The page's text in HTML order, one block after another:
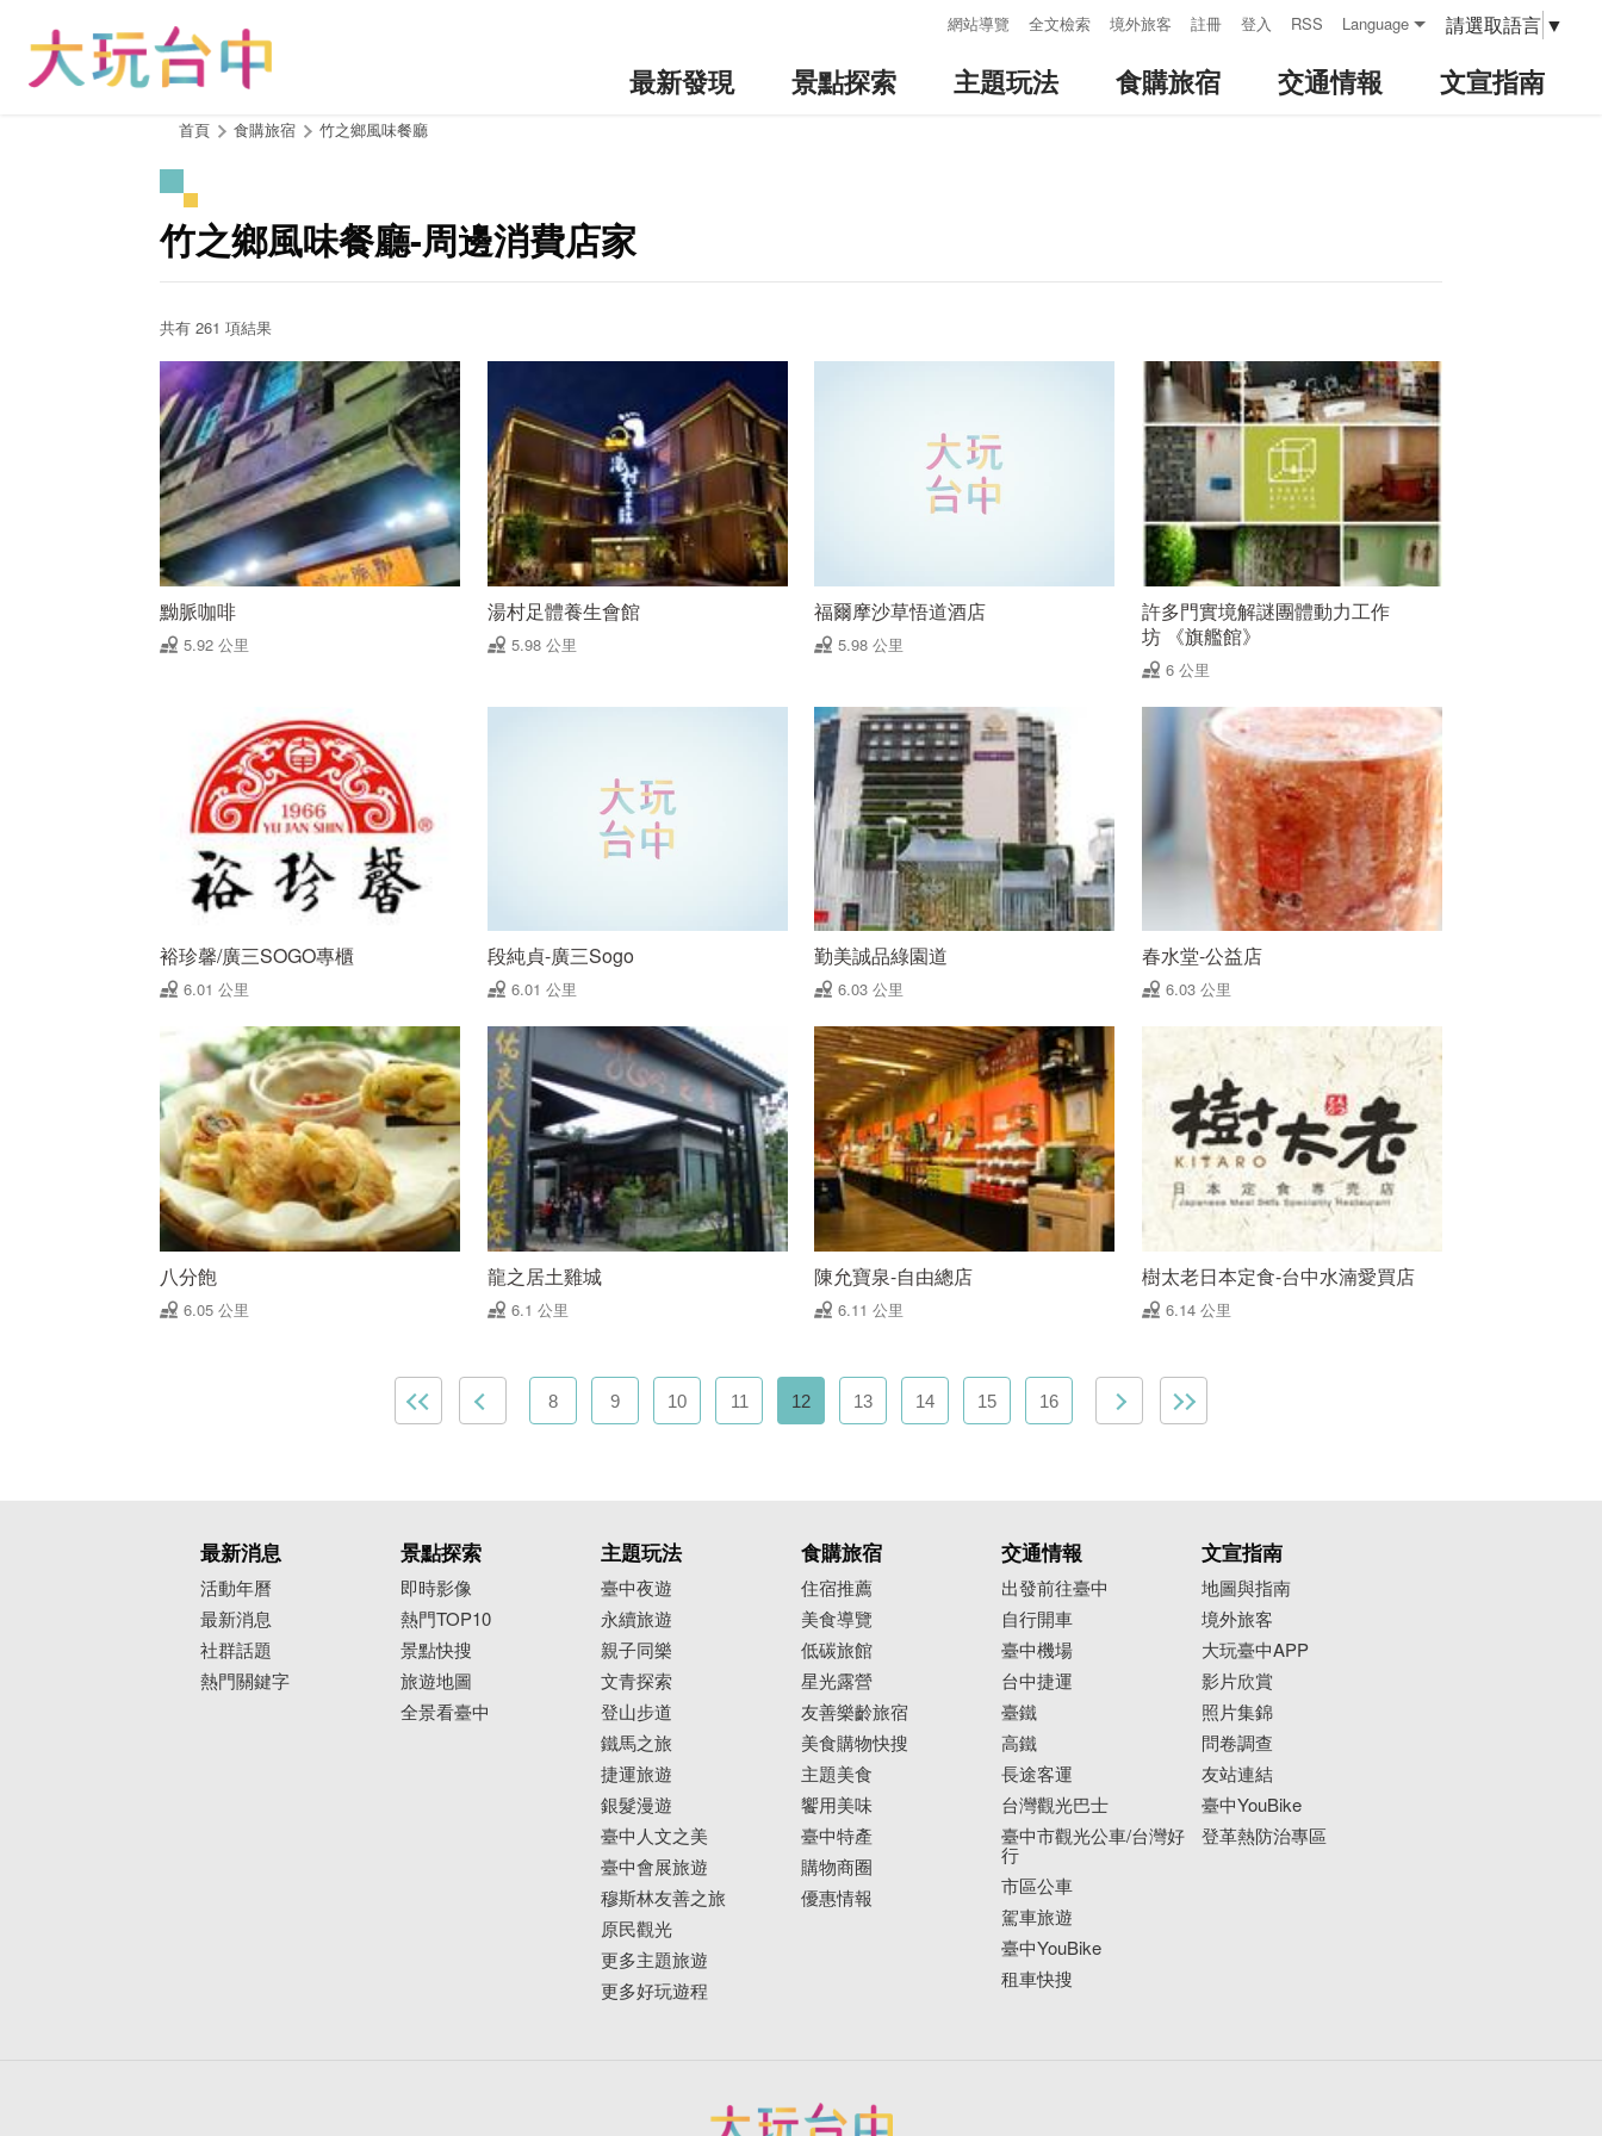
網站導覽 全文檢索 境外旅客 註冊 登入 RSS Language 請選取語言 ▼
最新發現 景點探索 主題玩法 食購旅宿 交通情報 文宣指南
首頁 食購旅宿 竹之鄉風味餐廳
竹之鄉風味餐廳-周邊消費店家
共有 261 項結果
黝脈咖啡
5.92 公里
湯村足體養生會館
5.98 公里
福爾摩沙草悟道酒店
5.98 公里
許多門實境解謎團體動力工作
坊 《旗艦館》
6 公里
裕珍馨/廣三SOGO專櫃
6.01 公里
段純貞-廣三Sogo
6.01 公里
勤美誠品綠園道
6.03 公里
春水堂-公益店
6.03 公里
八分飽
6.05 公里
龍之居土雞城
6.1 公里
陳允寶泉-自由總店
6.11 公里
樹太老日本定食-台中水湳愛買店
6.14 公里
8 9 10 11 12 13 14 15 16
最新消息
活動年曆
最新消息
社群話題
熱門關鍵字
景點探索
即時影像
熱門TOP10
景點快搜
旅遊地圖
全景看臺中
主題玩法
臺中夜遊
永續旅遊
親子同樂
文青探索
登山步道
鐵馬之旅
捷運旅遊
銀髮漫遊
臺中人文之美
臺中會展旅遊
穆斯林友善之旅
原民觀光
更多主題旅遊
更多好玩遊程
食購旅宿
住宿推薦
美食導覽
低碳旅館
星光露營
友善樂齡旅宿
美食購物快搜
主題美食
饗用美味
臺中特產
購物商圈
優惠情報
交通情報
出發前往臺中
自行開車
臺中機場
台中捷運
臺鐵
高鐵
長途客運
台灣觀光巴士
臺中市觀光公車/台灣好
行
市區公車
駕車旅遊
臺中YouBike
租車快搜
文宣指南
地圖與指南
境外旅客
大玩臺中APP
影片欣賞
照片集錦
問卷調查
友站連結
臺中YouBike
登革熱防治專區